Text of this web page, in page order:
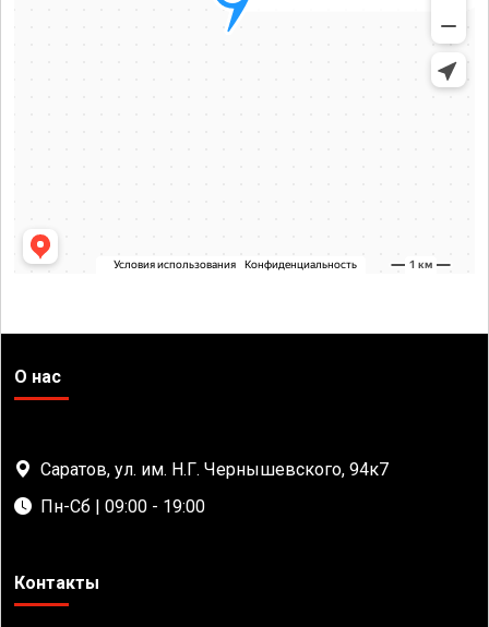
О нас
Саратов, ул. им. Н.Г. Чернышевского, 94к7
Пн-Сб | 09:00 - 19:00
Контакты